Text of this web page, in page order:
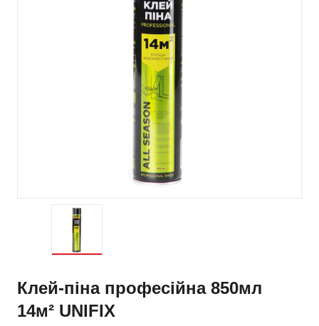
Клей-піна професійна 850мл
14м² UNIFIX